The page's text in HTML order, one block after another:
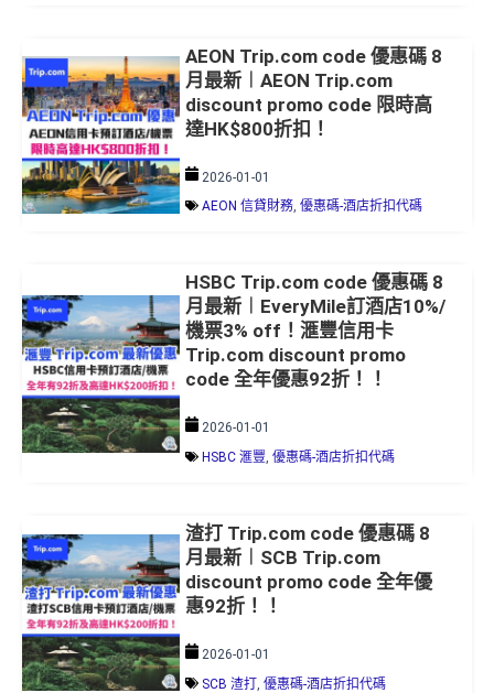
AEON Trip.com code 優惠碼 8
月最新︱AEON Trip.com
discount promo code 限時高
達HK$800折扣！
2026-01-01
AEON 信貸財務, 優惠碼-酒店折扣代碼
HSBC Trip.com code 優惠碼 8
月最新︱EveryMile訂酒店10%/
機票3% off！滙豐信用卡
Trip.com discount promo
code 全年優惠92折！！
2026-01-01
HSBC 滙豐, 優惠碼-酒店折扣代碼
渣打 Trip.com code 優惠碼 8
月最新︱SCB Trip.com
discount promo code 全年優
惠92折！！
2026-01-01
SCB 渣打, 優惠碼-酒店折扣代碼